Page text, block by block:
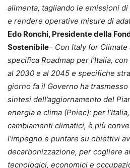
alimenta, tagliando le emissioni
e rendere operative misure di
Edo Ronchi, Presidente della
Sostenibile– Con Italy for
specifica Roadmap per l’Italia,
al 2030 e al 2045 e specifiche
giorno fa il Governo ha
sintesi dell’aggiornamento del
energia e clima (Pniec): per
cambiamenti climatici, è più
l’impegno e puntare su obiettivi
decarbonizzazione, per cogliere
tecnologici, economici e